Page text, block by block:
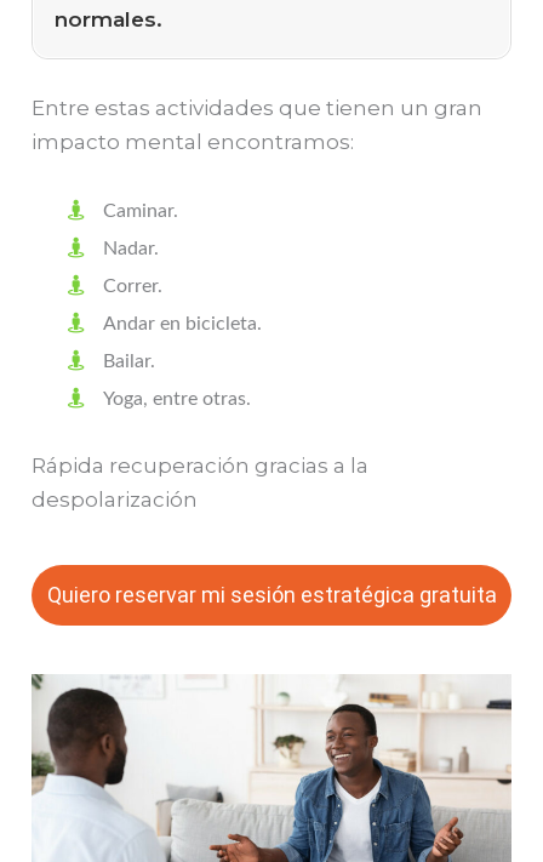
normales.
Entre estas actividades que tienen un gran
impacto mental encontramos:
Caminar.
Nadar.
Correr.
Andar en bicicleta.
Bailar.
Yoga, entre otras.
Rápida recuperación gracias a la
despolarización
Quiero reservar mi sesión estratégica gratuita